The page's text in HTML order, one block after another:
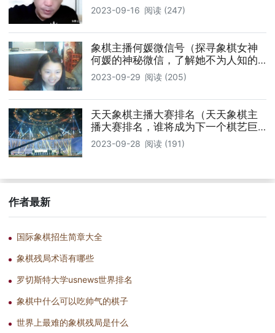
2023-09-16 阅读 (247)
象棋主播何媛微信号（探寻象棋女神
何媛的神秘微信，了解她不为人知的
一面）
2023-09-29 阅读 (205)
天天象棋主播大赛排名（天天象棋主
播大赛排名，谁将成为下一个棋艺巨
星）
2023-09-28 阅读 (191)
作者最新
国际象棋招生简章大全
象棋残局术语有哪些
罗切斯特大学usnews世界排名
象棋中什么可以吃帅气的棋子
世界上最难的象棋残局是什么